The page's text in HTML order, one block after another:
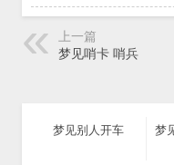
上一篇
梦见哨卡 哨兵
梦见别人开车
梦